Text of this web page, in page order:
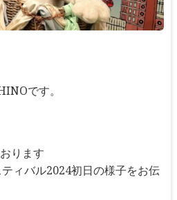
です。
ります
ィバル2024初日の様子をお伝